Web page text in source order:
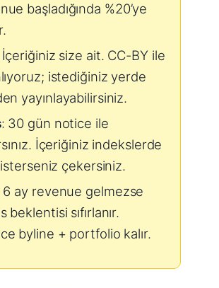
başladığında %20’ye
size ait. CC-BY ile
istediğiniz yerde
yayınlayabilirsiniz.
: 30 gün notice ile
İçeriğiniz indekslerde
isterseniz çekersiniz.
6 ay revenue gelmezse
beklentisi sıfırlanır.
byline + portfolio kalır.